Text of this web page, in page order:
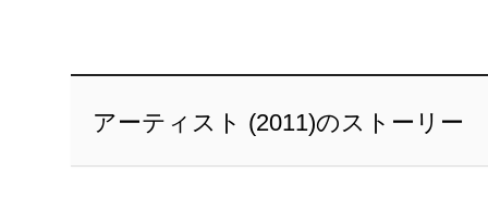
アーティスト (2011)のストーリー